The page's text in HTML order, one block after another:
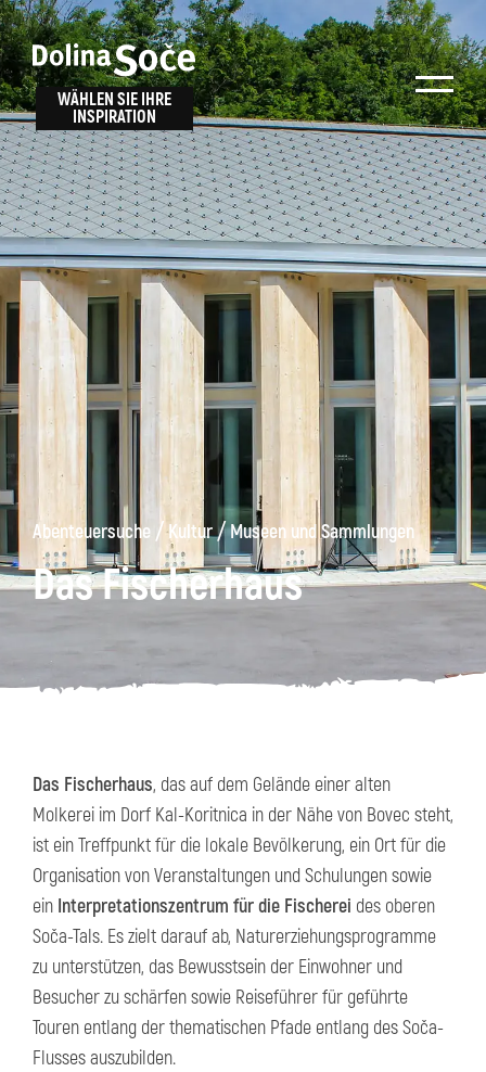
WÄHLEN SIE IHRE
INSPIRATION
Abenteuersuche /Kultur/Museen und Sammlungen
Das Fischerhaus
Inspiration
finden
Finden Sie Aktivitäten, Attraktionen und
Unterhaltungsmöglichkeiten im Soča-Tal
oder wählen Sie aus unseren Reisetipps.
Suche...
Kanin Wanderwege
Museum
von
Kobarid
Wählen Sie ein
Erlebnis
TOLMINER KLAMMEN
RIVER PASS JULIANA TRAIL
ALPE ADRIA TRAIL
Das Fischerhaus, das auf dem Gelände einer alten
Molkerei im Dorf Kal-Koritnica in der Nähe von Bovec steht,
ist ein Treffpunkt für die lokale Bevölkerung, ein Ort für die
Organisation von Veranstaltungen und Schulungen sowie
ein Interpretationszentrum für die Fischerei des oberen
Soča-Tals. Es zielt darauf ab, Naturerziehungsprogramme
zu unterstützen, das Bewusstsein der Einwohner und
Besucher zu schärfen sowie Reiseführer für geführte
Touren entlang der thematischen Pfade entlang des Soča-
Flusses auszubilden.